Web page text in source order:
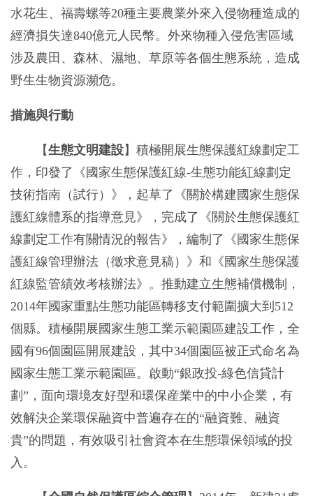
水花生、福壽螺等20種主要農業外來入侵物種造成的
經濟損失達840億元人民幣。外來物種入侵危害區域
涉及農田、森林、濕地、草原等各個生態系統，造成
野生生物資源瀕危。
措施與行動
【生態文明建設】積極開展生態保護紅線劃定工
作，印發了《國家生態保護紅線-生態功能紅線劃定
技術指南（試行）》，起草了《關於構建國家生態保
護紅線體系的指導意見》，完成了《關於生態保護紅
線劃定工作有關情況的報告》，編制了《國家生態保
護紅線管理辦法（徵求意見稿）》和《國家生態保護
紅線監管績效考核辦法》。推動建立生態補償機制，
2014年國家重點生態功能區轉移支付範圍擴大到512
個縣。積極開展國家生態工業示範園區建設工作，全
國有96個園區開展建設，其中34個園區被正式命名為
國家生態工業示範園區。啟動“銀政投-綠色信貸計
劃”，面向環境友好型和環保産業中的中小企業，有
效解決企業環保融資中普遍存在的“融資難、融資
貴”的問題，有效吸引社會資本在生態環保領域的投
入。